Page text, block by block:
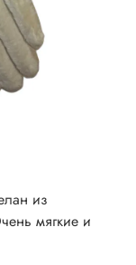
из
мягкие и